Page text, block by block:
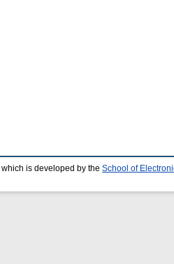
which is developed by the School of